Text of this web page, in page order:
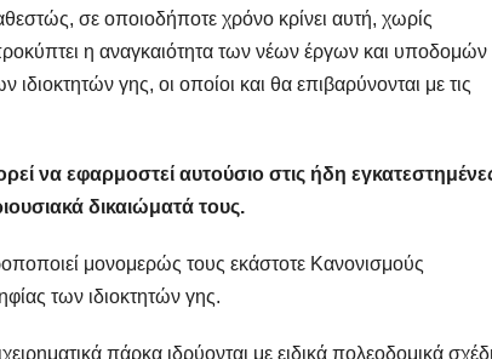
σε οποιοδήποτε χρόνο κρίνει αυτή, χωρίς
η αναγκαιότητα των νέων έργων και υποδομών
γης, οι οποίοι και θα επιβαρύνονται με τις
να εφαρμοστεί αυτούσιο στις ήδη
δικαιώματά τους.
μονομερώς τους εκάστοτε Κανονισμούς
των ιδιοκτητών γης.
πάρκα ιδρύονται με ειδικά πολεοδομικά